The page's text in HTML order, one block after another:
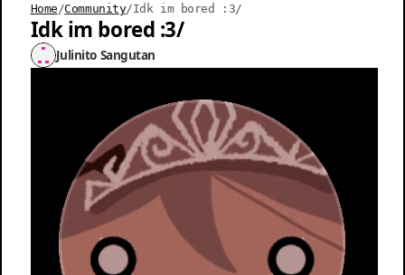
Home /Community/Idk im bored :3/
Idk im bored :3/
Julinito Sangutan